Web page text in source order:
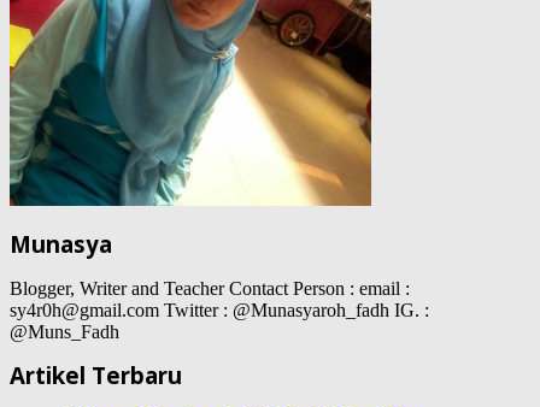
Munasya
Blogger, Writer and Teacher Contact Person : email :
sy4r0h@gmail.com Twitter : @Munasyaroh_fadh IG. :
@Muns_Fadh
Artikel Terbaru